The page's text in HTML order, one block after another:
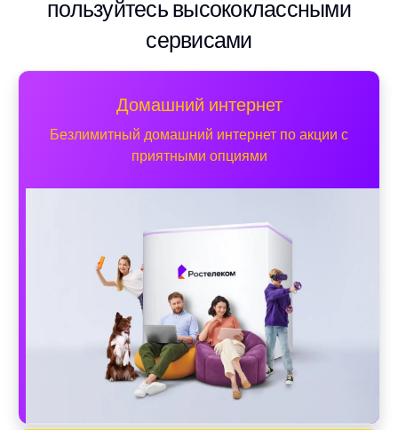
пользуйтесь высококлассными
сервисами
Домашний интернет
Безлимитный домашний интернет по акции с
приятными опциями